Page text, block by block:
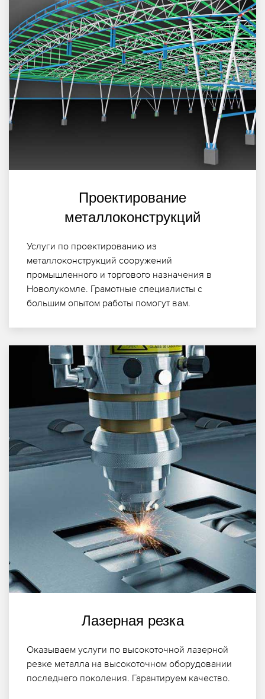
Проектирование
металлоконструкций
Услуги по проектированию из
металлоконструкций сооружений
промышленного и торгового назначения в
Новолукомле. Грамотные специалисты с
большим опытом работы помогут вам.
Лазерная резка
Оказываем услуги по высокоточной лазерной
резке металла на высокоточном оборудовании
последнего поколения. Гарантируем качество.